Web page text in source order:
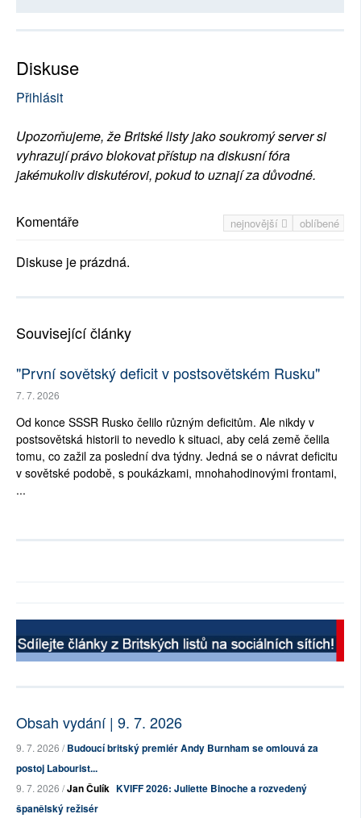
Diskuse
Přihlásit
Upozorňujeme, že Britské listy jako soukromý server si
vyhrazují právo blokovat přístup na diskusní fóra
jakémukoliv diskutérovi, pokud to uznají za důvodné.
nejnovější oblíbené
Komentáře
Diskuse je prázdná.
Související články
"První sovětský deficit v postsovětském Rusku"
7. 7. 2026
Od konce SSSR Rusko čelilo různým deficitům. Ale nikdy v
postsovětská historii to nevedlo k situaci, aby celá země čelila
tomu, co zažil za poslední dva týdny. Jedná se o návrat deficitu
v sovětské podobě, s poukázkami, mnohahodinovými frontami,
...
Obsah vydání | 9. 7. 2026
9. 7. 2026 /Budoucí britský premiér Andy Burnham se omlouvá za
postoj Labourist...
9. 7. 2026 /Jan Čulík KVIFF 2026: Juliette Binoche a rozvedený
španělský režisér